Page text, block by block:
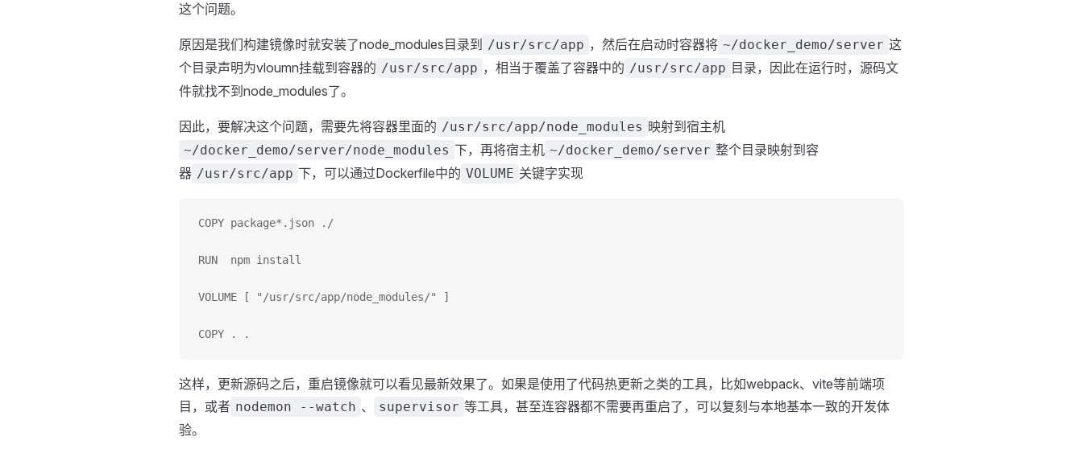
这个问题。
原因是我们构建镜像时就安装了node_modules目录到 /usr/src/app ，然后在启动时容器将 ~/docker_demo/server 这
个目录声明为vloumn挂载到容器的 /usr/src/app ，相当于覆盖了容器中的 /usr/src/app 目录，因此在运行时，源码文
件就找不到node_modules了。
因此，要解决这个问题，需要先将容器里面的 /usr/src/app/node_modules 映射到宿主机
~/docker_demo/server/node_modules 下，再将宿主机 ~/docker_demo/server 整个目录映射到容
器 /usr/src/app 下，可以通过Dockerfile中的 VOLUME 关键字实现
COPY package*.json ./
RUN  npm install
VOLUME [ "/usr/src/app/node_modules/" ]
COPY . .
这样，更新源码之后，重启镜像就可以看见最新效果了。如果是使用了代码热更新之类的工具，比如webpack、vite等前端项
目，或者 nodemon --watch 、 supervisor 等工具，甚至连容器都不需要再重启了，可以复刻与本地基本一致的开发体
验。